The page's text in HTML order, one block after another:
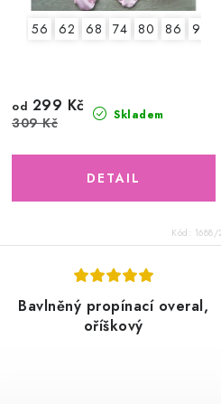
56 62 68 74 80 86 92
Skladem
od 299 Kč
309 Kč
Kód: 1688/
Bavlněný propínací overal,
oříškový